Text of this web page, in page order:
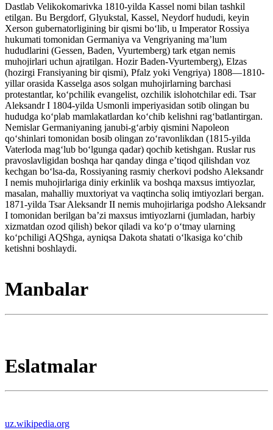
Dastlab Velikokomarivka 1810-yilda Kassel nomi bilan tashkil
etilgan. Bu Bergdorf, Glyukstal, Kassel, Neydorf hududi, keyin
Xerson gubernatorligining bir qismi boʻlib, u Imperator Rossiya
hukumati tomonidan Germaniya va Vengriyaning maʼlum
hududlarini (Gessen, Baden, Vyurtemberg) tark etgan nemis
muhojirlari uchun ajratilgan. Hozir Baden-Vyurtemberg), Elzas
(hozirgi Fransiyaning bir qismi), Pfalz yoki Vengriya) 1808—1810-
yillar orasida Kasselga asos solgan muhojirlarning barchasi
protestantlar, koʻpchilik evangelist, ozchilik islohotchilar edi. Tsar
Aleksandr I 1804-yilda Usmonli imperiyasidan sotib olingan bu
hududga koʻplab mamlakatlardan koʻchib kelishni ragʻbatlantirgan.
Nemislar Germaniyaning janubi-gʻarbiy qismini Napoleon
qoʻshinlari tomonidan bosib olingan zoʻravonlikdan (1815-yilda
Vaterloda magʻlub boʻlgunga qadar) qochib ketishgan. Ruslar rus
pravoslavligidan boshqa har qanday dinga eʼtiqod qilishdan voz
kechgan boʻlsa-da, Rossiyaning rasmiy cherkovi podsho Aleksandr
I nemis muhojirlariga diniy erkinlik va boshqa maxsus imtiyozlar,
masalan, mahalliy muxtoriyat va vaqtincha soliq imtiyozlari bergan.
1871-yilda Tsar Aleksandr II nemis muhojirlariga podsho Aleksandr
I tomonidan berilgan baʼzi maxsus imtiyozlarni (jumladan, harbiy
xizmatdan ozod qilish) bekor qiladi va koʻp oʻtmay ularning
koʻpchiligi AQShga, ayniqsa Dakota shatati oʻlkasiga koʻchib
ketishni boshlaydi.
Manbalar
Eslatmalar
uz.wikipedia.org